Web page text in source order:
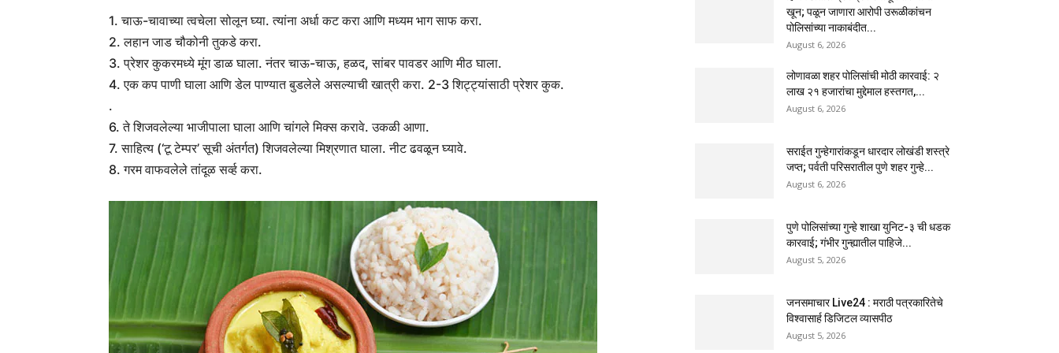
1. चाऊ-चावाच्या त्वचेला सोलून घ्या. त्यांना अर्धा कट करा आणि मध्यम भाग साफ करा.
2. लहान जाड चौकोनी तुकडे करा.
3. प्रेशर कुकरमध्ये मूंग डाळ घाला. नंतर चाऊ-चाऊ, हळद, सांबर पावडर आणि मीठ घाला.
4. एक कप पाणी घाला आणि डेल पाण्यात बुडलेले असल्याची खात्री करा. 2-3 शिट्ट्यांसाठी प्रेशर कुक.
.
6. ते शिजवलेल्या भाजीपाला घाला आणि चांगले मिक्स करावे. उकळी आणा.
7. साहित्य (‘टू टेम्पर’ सूची अंतर्गत) शिजवलेल्या मिश्रणात घाला. नीट ढवळून घ्यावे.
8. गरम वाफवलेले तांदूळ सर्व्ह करा.
खून; पळून जाणारा आरोपी उरूळीकांचन
पोलिसांच्या नाकाबंदीत...
August 6, 2026
लोणावळा शहर पोलिसांची मोठी कारवाई: २
लाख २१ हजारांचा मुद्देमाल हस्तगत,...
August 6, 2026
सराईत गुन्हेगारांकडून धारदार लोखंडी शस्त्रे
जप्त; पर्वती परिसरातील पुणे शहर गुन्हे...
August 6, 2026
पुणे पोलिसांच्या गुन्हे शाखा युनिट-३ ची धडक
कारवाई; गंभीर गुन्ह्यातील पाहिजे...
August 5, 2026
जनसमाचार Live24 : मराठी पत्रकारितेचे
विश्वासार्ह डिजिटल व्यासपीठ
August 5, 2026